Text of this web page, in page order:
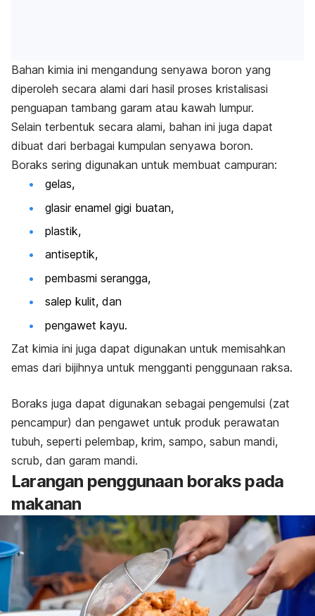
Bahan kimia ini mengandung senyawa boron yang
diperoleh secara alami dari hasil proses kristalisasi
penguapan tambang garam atau kawah lumpur.
Selain terbentuk secara alami, bahan ini juga dapat
dibuat dari berbagai kumpulan senyawa boron.
Boraks sering digunakan untuk membuat campuran:
gelas,
glasir enamel gigi buatan,
plastik,
antiseptik,
pembasmi serangga,
salep kulit, dan
pengawet kayu.
Zat kimia ini juga dapat digunakan untuk memisahkan
emas dari bijihnya untuk mengganti penggunaan raksa.
Boraks juga dapat digunakan sebagai pengemulsi (zat
pencampur) dan pengawet untuk produk perawatan
tubuh, seperti pelembap, krim, sampo, sabun mandi,
scrub, dan garam mandi.
Larangan penggunaan boraks pada
makanan